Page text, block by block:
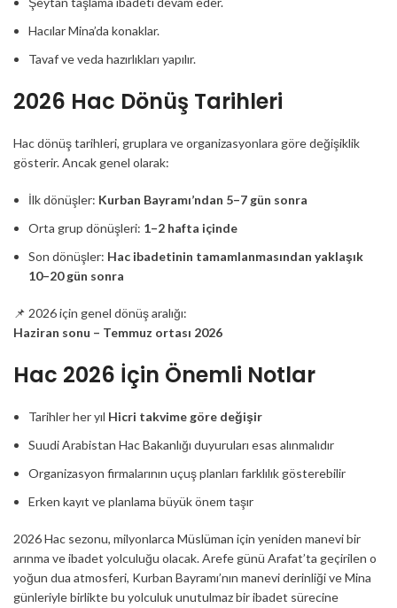
Hacılar Mina’da konaklar.
Tavaf ve veda hazırlıkları yapılır.
2026 Hac Dönüş Tarihleri
Hac dönüş tarihleri, gruplara ve organizasyonlara göre değişiklik
gösterir. Ancak genel olarak:
İlk dönüşler: Kurban Bayramı’ndan 5–7 gün sonra
Orta grup dönüşleri: 1–2 hafta içinde
Son dönüşler: Hac ibadetinin tamamlanmasından yaklaşık
10–20 gün sonra
📌 2026 için genel dönüş aralığı:
Haziran sonu – Temmuz ortası 2026
Hac 2026 İçin Önemli Notlar
Tarihler her yıl Hicri takvime göre değişir
Suudi Arabistan Hac Bakanlığı duyuruları esas alınmalıdır
Organizasyon firmalarının uçuş planları farklılık gösterebilir
Erken kayıt ve planlama büyük önem taşır
2026 Hac sezonu, milyonlarca Müslüman için yeniden manevi bir
arınma ve ibadet yolculuğu olacak. Arefe günü Arafat’ta geçirilen o
yoğun dua atmosferi, Kurban Bayramı’nın manevi derinliği ve Mina
günleriyle birlikte bu yolculuk unutulmaz bir ibadet sürecine